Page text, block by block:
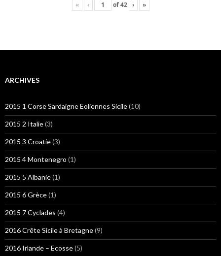
« ‹ of42 › »
ARCHIVES
2015 1 Corse Sardaigne Eoliennes Sicile(10)
2015 2 Italie(3)
2015 3 Croatie(3)
2015 4 Montenegro (1)
2015 5 Albanie(1)
2015 6 Grèce(1)
2015 7 Cyclades (4)
2016 Crête Sicile à Bretagne(9)
2016 Irlande – Ecosse(5)